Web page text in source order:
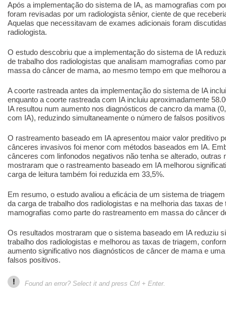
Após a implementação do sistema de IA, as mamografias com
foram revisadas por um radiologista sênior, ciente de que
Aquelas que necessitavam de exames adicionais foram
radiologista.
O estudo descobriu que a implementação do sistema de IA
de trabalho dos radiologistas que analisam mamografias como
massa do câncer de mama, ao mesmo tempo em que melhorou
A coorte rastreada antes da implementação do sistema de IA
enquanto a coorte rastreada com IA incluiu aproximadamente
IA resultou num aumento nos diagnósticos de cancro da mama
com IA), reduzindo simultaneamente o número de falsos
O rastreamento baseado em IA apresentou maior valor preditivo
cânceres invasivos foi menor com métodos baseados em IA.
cânceres com linfonodos negativos não tenha se alterado, outras
mostraram que o rastreamento baseado em IA melhorou
carga de leitura também foi reduzida em 33,5%.
Em resumo, o estudo avaliou a eficácia de um sistema de
da carga de trabalho dos radiologistas e na melhoria das taxas de
mamografias como parte do rastreamento em massa do câncer
Os resultados mostraram que o sistema baseado em IA reduziu
trabalho dos radiologistas e melhorou as taxas de triagem,
aumento significativo nos diagnósticos de câncer de mama e
falsos positivos.
! Found an error? Select it and press Ctrl + Enter.